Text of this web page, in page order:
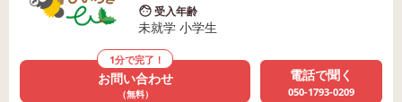
受入年齢
未就学 小学生
1分で完了！
お問い合わせ
（無料）
電話で聞く
050-1793-0209